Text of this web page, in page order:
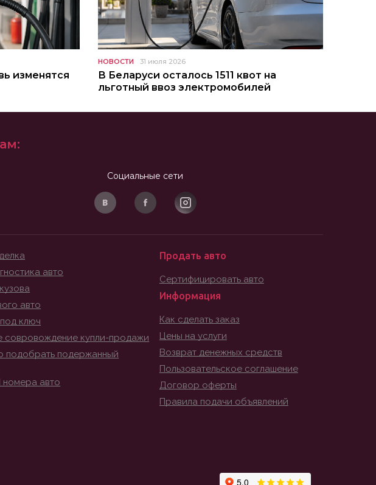
изменятся
НОВОСТИ 31 июля 2026
В Беларуси осталось 1511 квот на
льготный ввоз электромобилей
Социальные сети
авто
авто
ключ
совровождение купли-продажи
подобрать подержанный
номера авто
Продать авто
Сертифицировать авто
Информация
Как сделать заказ
Цены на услуги
Возврат денежных средств
Пользовательское соглашение
Договор оферты
Правила подачи объявлений